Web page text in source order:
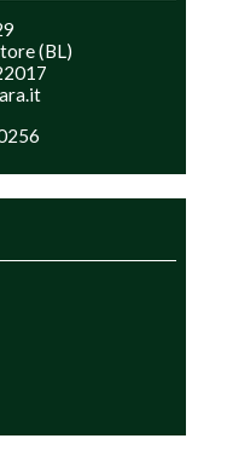
(BL)